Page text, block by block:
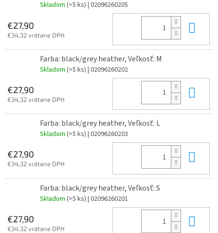
Skladom (>5 ks) | 02096260205
€27,90
€34,32 vrátane DPH
Farba: black/grey heather, Veľkosť: M
Skladom (>5 ks) | 02096260202
€27,90
€34,32 vrátane DPH
Farba: black/grey heather, Veľkosť: L
Skladom (>5 ks) | 02096260203
€27,90
€34,32 vrátane DPH
Farba: black/grey heather, Veľkosť: S
Skladom (>5 ks) | 02096260201
€27,90
€34,32 vrátane DPH